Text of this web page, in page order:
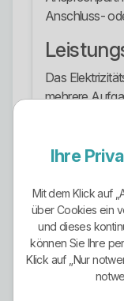
Anschluss-
Das
mehrere
Ihre
Mit dem Klick auf
über Cookies ein
und dieses
können Sie Ihre
Klick auf „Nur